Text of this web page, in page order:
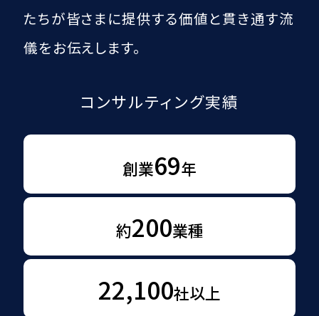
たちが皆さまに提供する価値と貫き通す流
儀をお伝えします。
コンサルティング実績
創業69年
約200業種
22,100社以上